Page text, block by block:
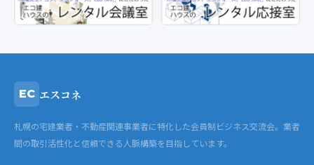
EC エスコネ
札幌の宅建業者・不動産関連事業者に特化した会員制ビジネス交流会。業者
間の取引活性化と信頼できる人脈構築を目指しています。